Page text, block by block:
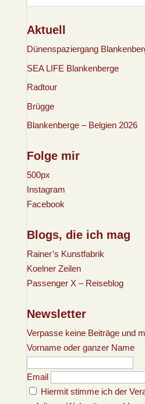
Aktuell
Dünenspaziergang
SEA LIFE Blankenberge
Radtour
Brügge
Blankenberge – Belgien 2026
Folge mir
500px
Instagram
Facebook
Blogs, die ich mag
Rainer’s Kunstfabrik
Koelner Zeilen
Passenger X – Reiseblog
Newsletter
Verpasse keine Beiträge und
Vorname oder ganzer Name
Email
Hiermit stimme ich der